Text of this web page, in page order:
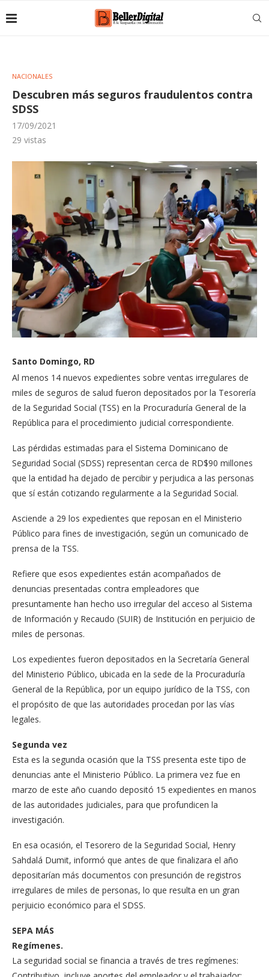
NACIONALES
Descubren más seguros fraudulentos contra
SDSS
17/09/2021
29 vistas
Santo Domingo, RD
Al menos 14 nuevos ex­pedientes sobre ventas irregulares de
miles de seguros de salud fueron depositados por la Tesore­ría
de la Seguridad Social (TSS) en la Procuraduría General de la
República para el procedimiento ju­dicial correspondiente.
Las pérdidas estimadas para el Sistema Domini­cano de
Seguridad Social (SDSS) representan cerca de RD$90 millones
que la entidad ha dejado de per­cibir y perjudica a las per­sonas
que sí están coti­zando regularmente a la Seguridad Social.
Asciende a 29 los expedien­tes que reposan en el Minis­terio
Público para fines de investigación, según un co­municado de
prensa de la TSS.
Refiere que esos expe­dientes están acompaña­dos de
denuncias presen­tadas contra empleadores que
presuntamente han he­cho uso irregular del acceso al Sistema
de Información y Recaudo (SUIR) de Insti­tución en perjuicio de
miles de personas.
Los expedientes fueron depositados en la Secreta­ría General
del Ministerio Público, ubicada en la sede de la Procuraduría
Gene­ral de la República, por un equipo jurídico de la TSS, con
el propósito de que las autoridades procedan por las vías
legales.
Segunda vez
Esta es la segunda ocasión que la TSS presenta este tipo de
denuncias ante el Ministerio Público. La pri­mera vez fue en
marzo de este año cuando depositó 15 expedientes en manos
de las autoridades judicia­les, para que profundicen la
investigación.
En esa ocasión, el Teso­rero de la Seguridad So­cial, Henry
Sahdalá Du­mit, informó que antes de que finalizara el año
depo­sitarían más documentos con presunción de regis­tros
irregulares de miles de personas, lo que resulta en un gran
perjuicio económi­co para el SDSS.
SEPA MÁS
Regímenes.
La seguridad social se financia a través de tres regímenes: